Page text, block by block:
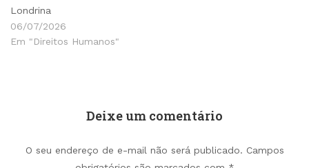
Londrina
06/07/2026
Em "Direitos Humanos"
Deixe um comentário
O seu endereço de e-mail não será publicado. Campos